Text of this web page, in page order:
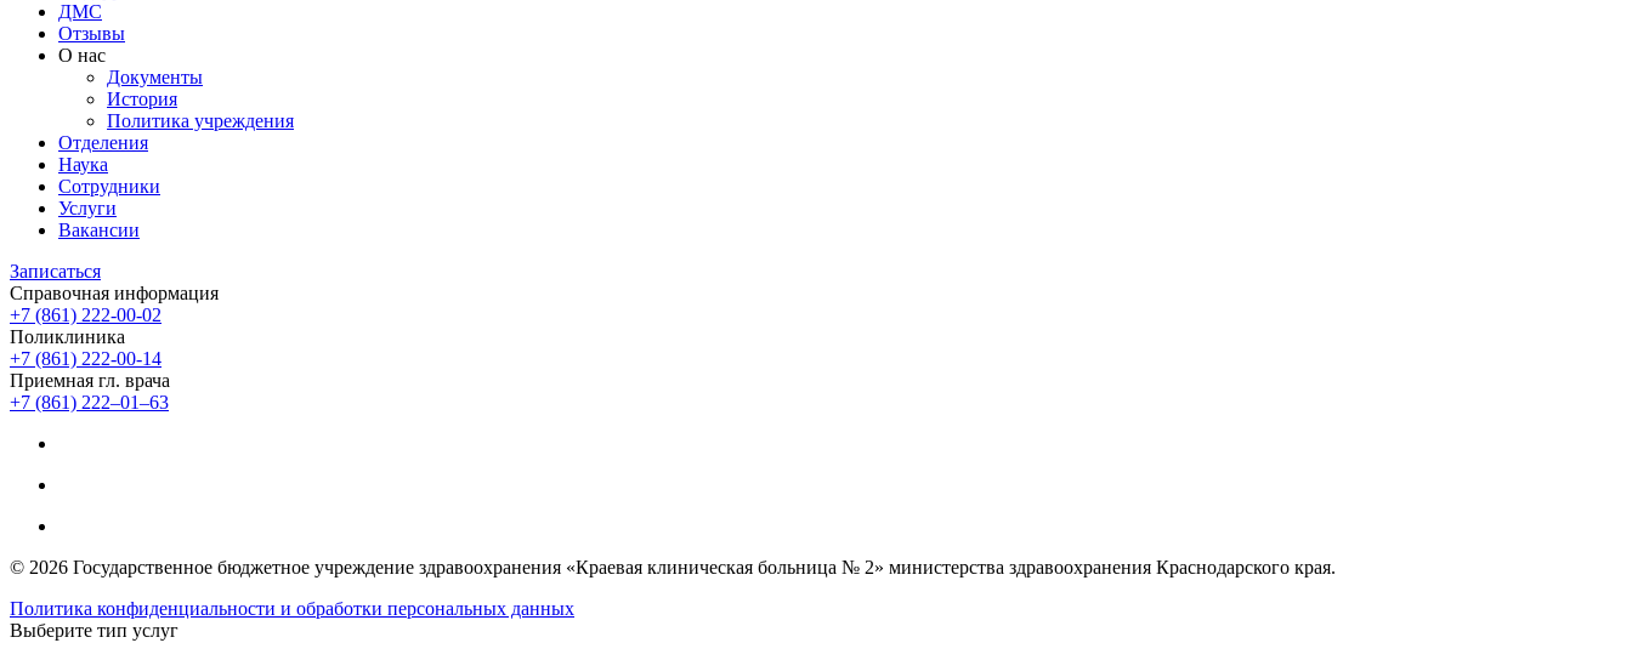
ДМС
Отзывы
О нас
Документы
История
Политика учреждения
Отделения
Наука
Сотрудники
Услуги
Вакансии
Записаться
Справочная информация
+7 (861) 222-00-02
Поликлиника
+7 (861) 222-00-14
Приемная гл. врача
+7 (861) 222‒01‒63
© 2026 Государственное бюджетное учреждение здравоохранения «Краевая клиническая больница № 2» министерства здравоохранения Краснодарского края.
Политика конфиденциальности и обработки персональных данных
Выберите тип услуг